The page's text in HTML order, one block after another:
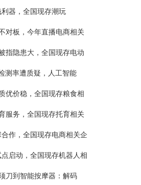
器，全国现存潮玩
对板，今年直播电商相关
指隐患大，全国现存电动
测率遭质疑，人工智能
优价稳，全国现存粮食相
服务，全国现存托育相关
作，全国现存电商相关企
启动，全国现存机器人相
刀到智能按摩器：解码